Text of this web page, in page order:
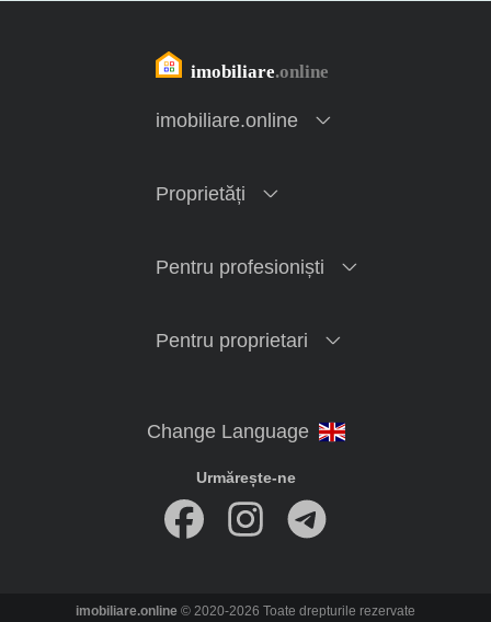
imobiliare.online
Proprietăți
Pentru profesioniști
Pentru proprietari
Urmărește-ne
imobiliare.online © 2020-2026 Toate drepturile rezervate